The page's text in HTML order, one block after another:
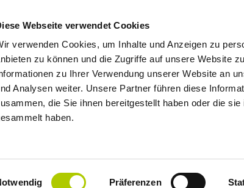
Webseite verwendet Cookies
verwenden Cookies, um Inhalte und Anzeigen zu
zu können und die Zugriffe auf unsere Website
zu Ihrer Verwendung unserer Website an
Analysen weiter. Unsere Partner führen diese
die Sie ihnen bereitgestellt haben oder die
haben.
Einwilligungsauswahl
Präferenzen
< ZURÜCK